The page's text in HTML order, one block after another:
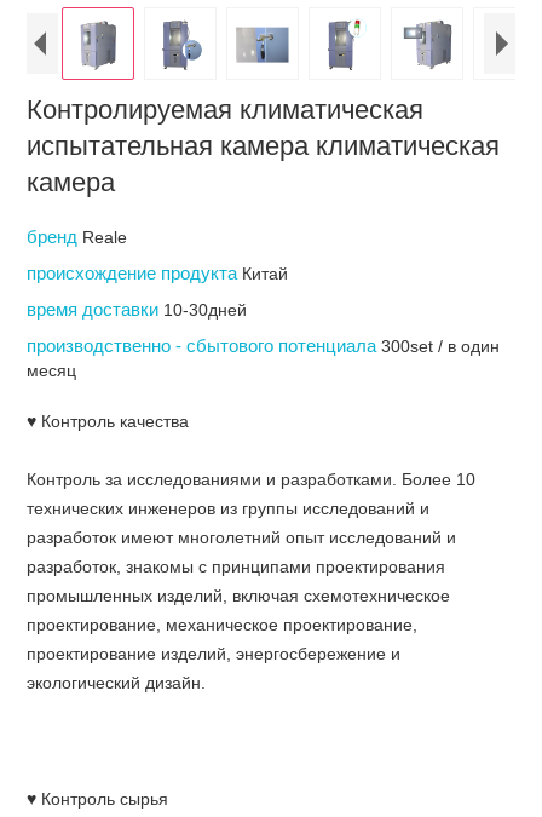
Контролируемая климатическая
испытательная камера климатическая
камера
бренд Reale
происхождение продукта Китай
время доставки 10-30дней
производственно - сбытового потенциала300set / в один
месяц
♥ Контроль качества
Контроль за исследованиями и разработками. Более 10
технических инженеров из группы исследований и
разработок имеют многолетний опыт исследований и
разработок, знакомы с принципами проектирования
промышленных изделий, включая схемотехническое
проектирование, механическое проектирование,
проектирование изделий, энергосбережение и
экологический дизайн.
♥ Контроль сырья